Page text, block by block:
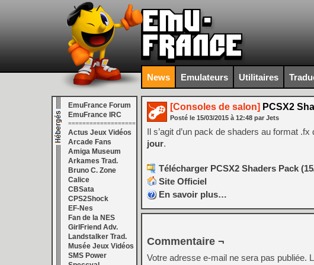
News Emulateurs Utilitaires
EmuFrance Forum
EmuFrance IRC
===================
Actus Jeux Vidéos
Arcade Fans
Amiga Museum
Arkames Trad.
Bruno C. Zone
Calice
CBSata
CPS2Shock
EF-Nes
Fan de la NES
GirlFriend Adv.
Landstalker Trad.
Musée Jeux Vidéos
SMS Power
[Consoles de salon] PCSX2
Posté le 15/03/2015 à 12:48 par Jets
Il s’agit d’un pack de shaders au format
jour.
Télécharger PCSX2 Shaders Pack
Site Officiel
En savoir plus…
Commentaire ¬
Votre adresse e-mail ne sera pas publiée.